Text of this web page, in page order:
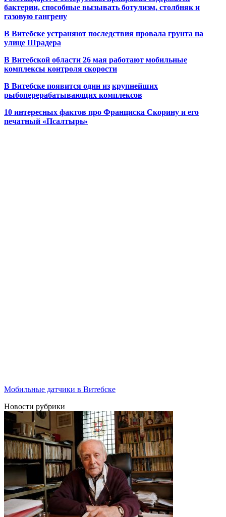
бактерии, способные вызывать ботулизм, столбняк и
газовую гангрену
В Витебске устраняют последствия провала грунта на
улице Шрадера
В Витебской области 26 мая работают мобильные
комплексы контроля скорости
В Витебске появится один из крупнейших
рыбоперерабатывающих комплексов
10 интересных фактов про Франциска Скорину и его
печатный «Псалтырь»
Мобильные датчики в Витебске
Новости рубрики